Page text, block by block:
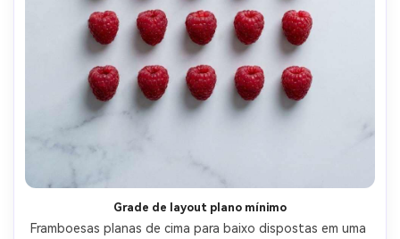
Grade de layout plano mínimo
Framboesas planas de cima para baixo dispostas em uma